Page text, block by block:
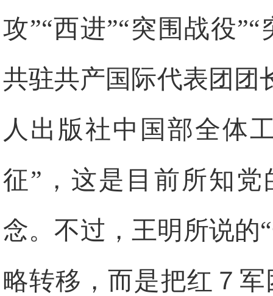
攻”“西进”“突围战役
共驻共产国际代表团团
人出版社中国部全体
征”，这是目前所知
念。不过，王明所说的
略转移，而是把红７